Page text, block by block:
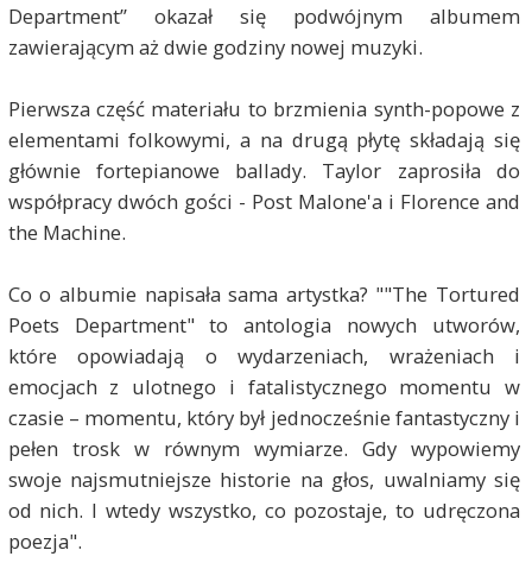
Department” okazał się podwójnym albumem
zawierającym aż dwie godziny nowej muzyki.
Pierwsza część materiału to brzmienia synth-popowe z
elementami folkowymi, a na drugą płytę składają się
głównie fortepianowe ballady. Taylor zaprosiła do
współpracy dwóch gości - Post Malone'a i Florence and
the Machine.
Co o albumie napisała sama artystka? ""The Tortured
Poets Department" to antologia nowych utworów,
które opowiadają o wydarzeniach, wrażeniach i
emocjach z ulotnego i fatalistycznego momentu w
czasie – momentu, który był jednocześnie fantastyczny i
pełen trosk w równym wymiarze. Gdy wypowiemy
swoje najsmutniejsze historie na głos, uwalniamy się
od nich. I wtedy wszystko, co pozostaje, to udręczona
poezja".